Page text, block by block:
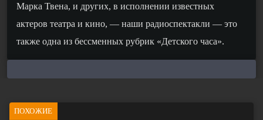
Марка Твена, и других, в исполнении известных
актеров театра и кино, — наши радиоспектакли — это
также одна из бессменных рубрик «Детского часа».
ПОХОЖИЕ